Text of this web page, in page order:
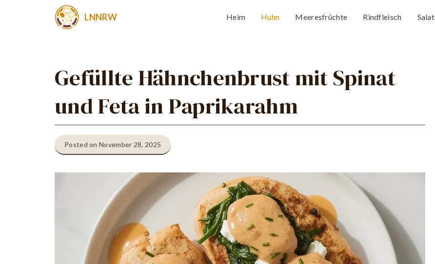
LNNRW Heim Huhn Meeresfrüchte Rindfleisch Salat
Gefüllte Hähnchenbrust mit Spinat
und Feta in Paprikarahm
Posted on November 28, 2025